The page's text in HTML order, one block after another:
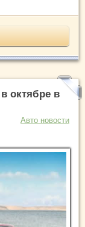
октябре в
Авто новости